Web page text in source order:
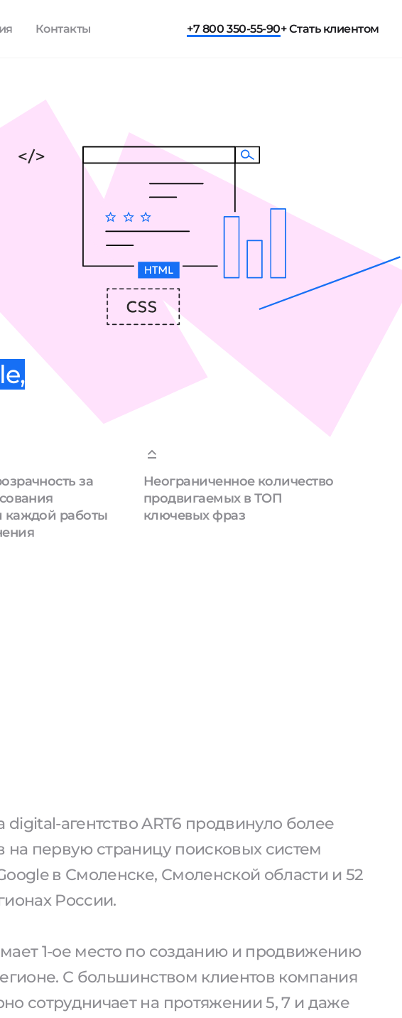
Контакты +7 800 350-55-90+ Стать клиентом
за
каждой работы
Неограниченное количество
продвигаемых в ТОП
ключевых фраз
digital-агентство ART6 продвинуло более
на первую страницу поисковых систем
в Смоленске, Смоленской области и 52
России.
1-ое место по созданию и продвижению
С большинством клиентов компания
сотрудничает на протяжении 5, 7 и даже